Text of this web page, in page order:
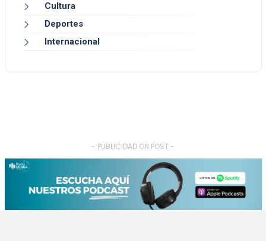
Cultura
Deportes
Internacional
- PUBLICIDAD ON POST -